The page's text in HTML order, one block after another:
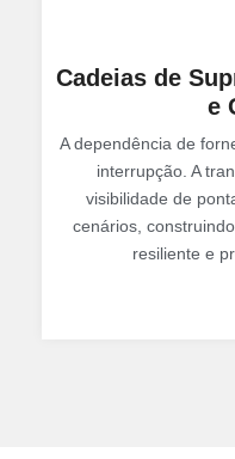
Cadeias de
e
A dependência de
interrupção. A
visibilidade de
cenários,
resiliente e